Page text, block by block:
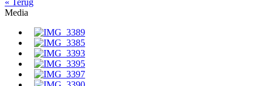
Media